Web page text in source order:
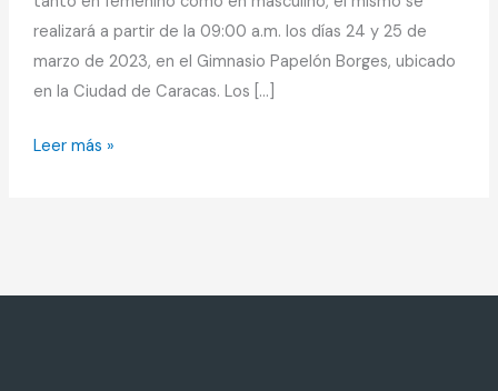
realizará a partir de la 09:00 a.m. los días 24 y 25 de
marzo de 2023, en el Gimnasio Papelón Borges, ubicado
en la Ciudad de Caracas. Los […]
13
Leer más »